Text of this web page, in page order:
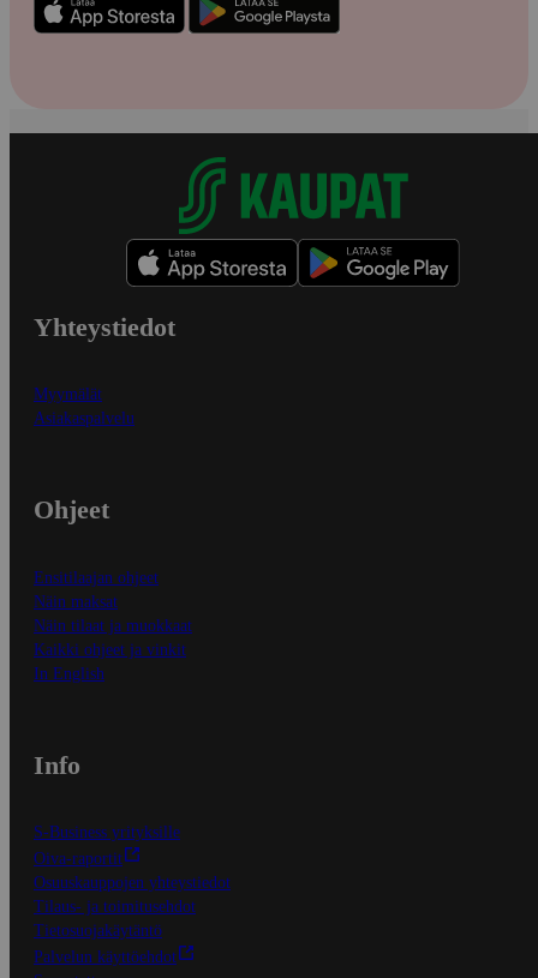
Yhteystiedot
Myymälät
Asiakaspalvelu
Ohjeet
Ensitilaajan ohjeet
Näin maksat
Näin tilaat ja muokkaat
Kaikki ohjeet ja vinkit
In English
Info
S-Business yrityksille
Oiva-raportit
Osuuskauppojen yhteystiedot
Tilaus- ja toimitusehdot
Tietosuojakäytäntö
Palvelun käyttöehdot